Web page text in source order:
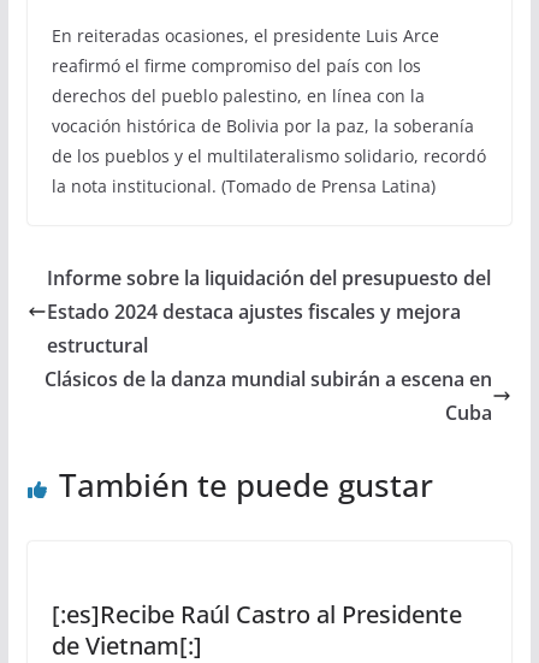
En reiteradas ocasiones, el presidente Luis Arce
reafirmó el firme compromiso del país con los
derechos del pueblo palestino, en línea con la
vocación histórica de Bolivia por la paz, la soberanía
de los pueblos y el multilateralismo solidario, recordó
la nota institucional. (Tomado de Prensa Latina)
Informe sobre la liquidación del presupuesto del
Estado 2024 destaca ajustes fiscales y mejora
estructural
Clásicos de la danza mundial subirán a escena en
Cuba
También te puede gustar
[:es]Recibe Raúl Castro al Presidente
de Vietnam[:]